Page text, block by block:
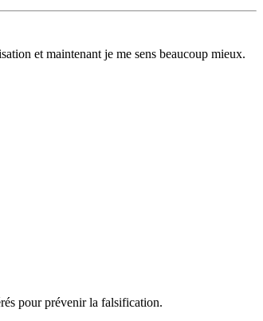
et maintenant je me sens beaucoup mieux.
pour prévenir la falsification.